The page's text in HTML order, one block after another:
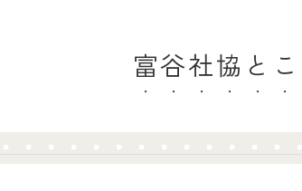
富谷社協と